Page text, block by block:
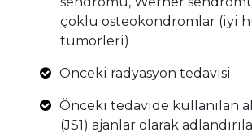
çoklu osteokondromlar (iyi
tümörleri)
Önceki radyasyon tedavisi
Önceki tedavide kullanılan
(JS1) ajanlar olarak